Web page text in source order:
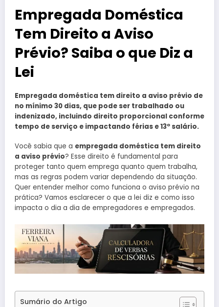
Empregada Doméstica
Tem Direito a Aviso
Prévio? Saiba o que Diz a
Lei
Empregada doméstica tem direito a aviso prévio de
no mínimo 30 dias, que pode ser trabalhado ou
indenizado, incluindo direito proporcional conforme
tempo de serviço e impactando férias e 13º salário.
Você sabia que a empregada doméstica tem direito
a aviso prévio? Esse direito é fundamental para
proteger tanto quem emprega quanto quem trabalha,
mas as regras podem variar dependendo da situação.
Quer entender melhor como funciona o aviso prévio na
prática? Vamos esclarecer o que a lei diz e como isso
impacta o dia a dia de empregadores e empregados.
Sumário do Artigo